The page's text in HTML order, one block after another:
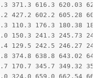
616.3 620.03
602.2 605.28
176.3 180.38
241.3 245.73
242.5 246.27
638.8 643.02
345.7 349.32
659.0 662.54